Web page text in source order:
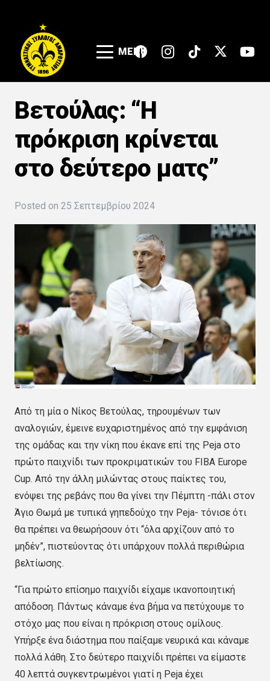
MENU
Βετούλας: “Η
πρόκριση κρίνεται
στο δεύτερο ματς”
Posted on 25 Σεπτεμβρίου 2024
Από τη μία ο Νίκος Βετούλας, τηρουμένων των
αναλογιών, έμεινε ευχαριστημένος από την εμφάνιση
της ομάδας και την νίκη που έκανε επί της Peja στο
πρώτο παιχνίδι των προκριματικών του FIBA Europe
Cup. Από την άλλη μιλώντας στους παίκτες του,
ενόψει της ρεβάνς που θα γίνει την Πέμπτη -πάλι στον
Άγιο Θωμά με τυπικά γηπεδούχο την Peja- τόνισε ότι
θα πρέπει να θεωρήσουν ότι “όλα αρχίζουν από το
μηδέν”, πιστεύοντας ότι υπάρχουν πολλά περιθώρια
βελτίωσης.
“Για πρώτο επίσημο παιχνίδι είχαμε ικανοποιητική
απόδοση. Πάντως κάναμε ένα βήμα να πετύχουμε το
στόχο μας που είναι η πρόκριση στους ομίλους.
Υπήρξε ένα διάστημα που παίξαμε νευρικά και κάναμε
πολλά λάθη. Στο δεύτερο παιχνίδι πρέπει να είμαστε
40 λεπτά συγκεντρωμένοι γιατί η Peja έχει